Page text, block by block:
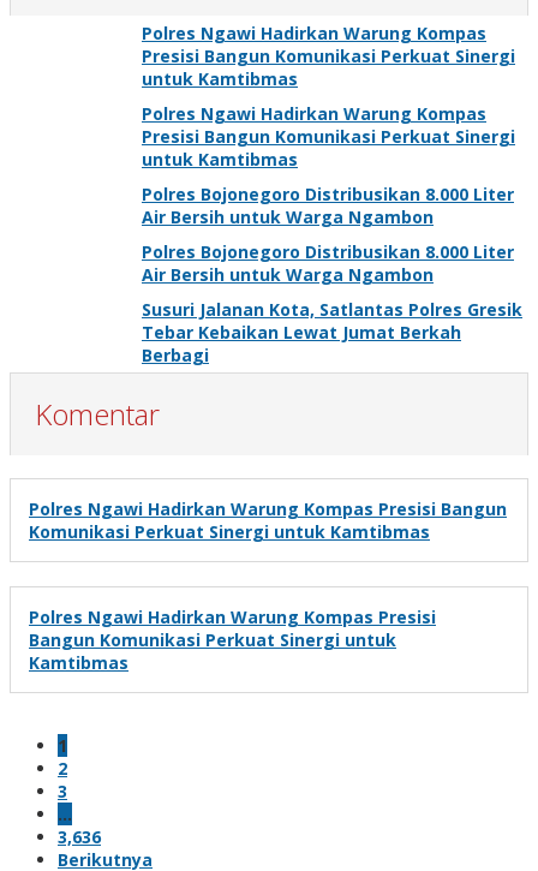
Polres Ngawi Hadirkan Warung Kompas
Presisi Bangun Komunikasi Perkuat Sinergi
untuk Kamtibmas
Polres Ngawi Hadirkan Warung Kompas
Presisi Bangun Komunikasi Perkuat Sinergi
untuk Kamtibmas
Polres Bojonegoro Distribusikan 8.000 Liter
Air Bersih untuk Warga Ngambon
Polres Bojonegoro Distribusikan 8.000 Liter
Air Bersih untuk Warga Ngambon
Susuri Jalanan Kota, Satlantas Polres Gresik
Tebar Kebaikan Lewat Jumat Berkah
Berbagi
Komentar
Polres Ngawi Hadirkan Warung Kompas Presisi Bangun
Komunikasi Perkuat Sinergi untuk Kamtibmas
Polres Ngawi Hadirkan Warung Kompas Presisi
Bangun Komunikasi Perkuat Sinergi untuk
Kamtibmas
1
2
3
…
3,636
Berikutnya